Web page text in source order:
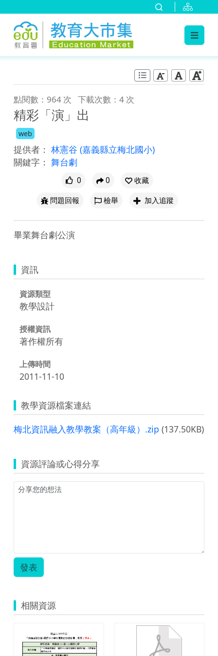
點閱數：964 次 下載次數：4 次
精彩「演」出
web
提供者： 林憲谷 (嘉義縣立梅北國小)
關鍵字： 舞台劇
0 0
收藏
問題回報
檢舉 加入追蹤
畢業舞台劇公演
資訊
資源類型
教學設計
授權資訊
著作權所有
上傳時間
2011-11-10
教學資源檔案連結
梅北資訊融入教學教案（高年級）.zip (137.50KB)
資源評論或心得分享
發表
相關資源